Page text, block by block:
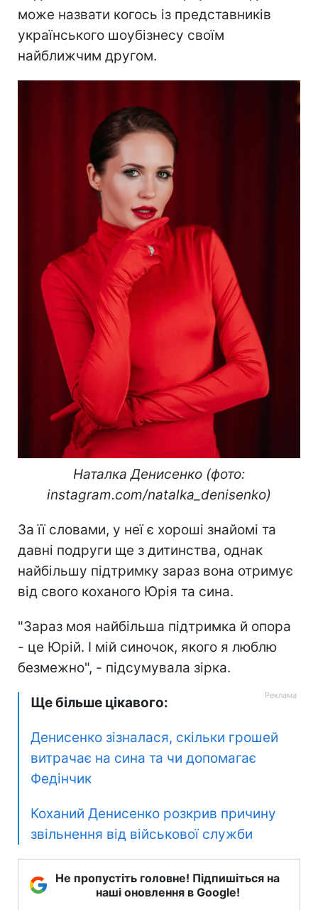
може назвати когось із представників
українського шоубізнесу своїм
найближчим другом.
Наталка Денисенко (фото:
instagram.com/natalka_denisenko)
За її словами, у неї є хороші знайомі та
давні подруги ще з дитинства, однак
найбільшу підтримку зараз вона отримує
від свого коханого Юрія та сина.
"Зараз моя найбільша підтримка й опора
- це Юрій. І мій синочок, якого я люблю
безмежно", - підсумувала зірка.
Ще більше цікавого:
Денисенко зізналася, скільки грошей
витрачає на сина та чи допомагає
Федінчик
Коханий Денисенко розкрив причину
звільнення від військової служби
Не пропустіть головне! Підпишіться на
наші оновлення в Google!